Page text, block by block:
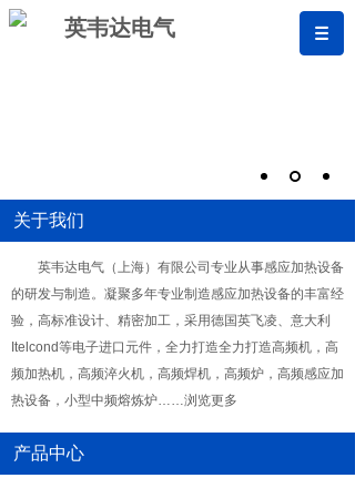
英韦达电气
关于我们
英韦达电气（上海）有限公司专业从事感应加热设备
的研发与制造。凝聚多年专业制造感应加热设备的丰富经
验，高标准设计、精密加工，采用德国英飞凌、意大利
Itelcond等电子进口元件，全力打造全力打造高频机，高
频加热机，高频淬火机，高频焊机，高频炉，高频感应加
热设备，小型中频熔炼炉……浏览更多
产品中心